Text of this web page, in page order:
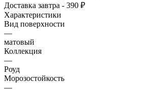
Доставка завтра - 390 ₽
Характеристики
Вид поверхности
—
матовый
Коллекция
—
Роуд
Морозостойкость
—